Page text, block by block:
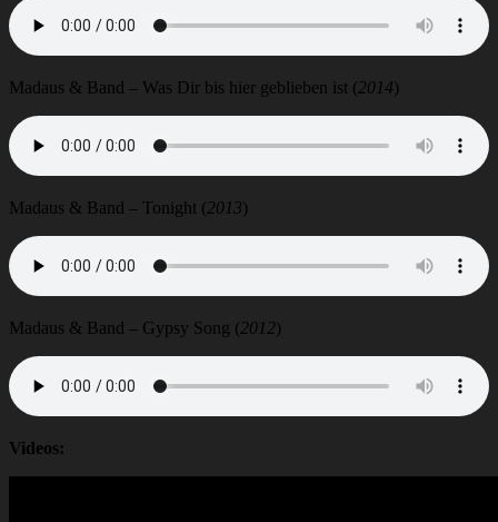
Madaus & Band – Was Dir bis hier geblieben ist (2014)
Madaus & Band – Tonight (2013)
Madaus & Band – Gypsy Song (2012)
Videos: